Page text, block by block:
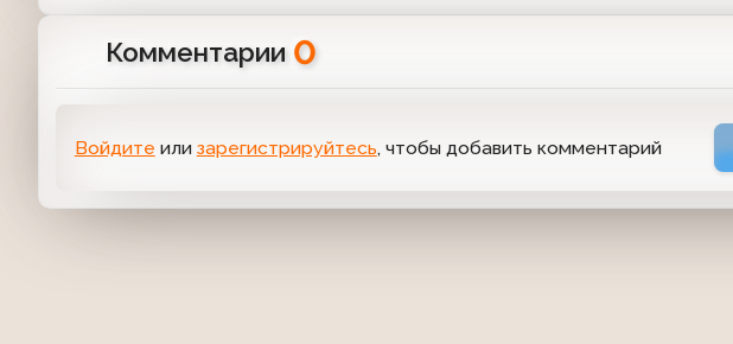
Комментарии 0
Войдите или зарегистрируйтесь, чтобы добавить комментарий